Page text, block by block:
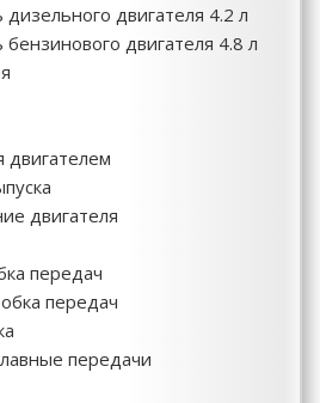
дизельного двигателя 4.2 л
бензинового двигателя 4.8 л
двигателем
двигателя
передач
передач
передачи